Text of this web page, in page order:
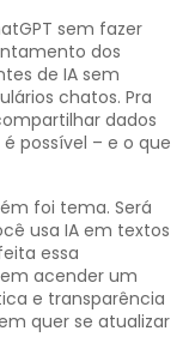
sem fazer
dos
de IA sem
chatos. Pra
dados
possível – e o que
foi tema. Será
usa IA em textos
essa
acender um
e transparência
quer se atualizar